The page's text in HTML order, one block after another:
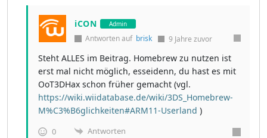
iCON Admin
Antworten auf brisk 9 Jahre zuvor
Steht ALLES im Beitrag. Homebrew zu nutzen ist
erst mal nicht möglich, esseidenn, du hast es mit
OoT3DHax schon früher gemacht (vgl.
https://wiki.wiidatabase.de/wiki/3DS_Homebrew-
M%C3%B6glichkeiten#ARM11-Userland )
0 Antworten